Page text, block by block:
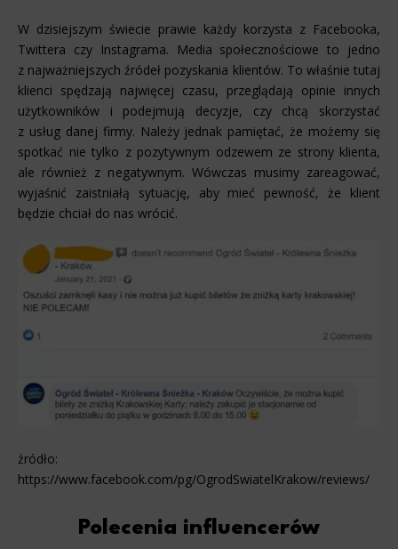
W dzisiejszym świecie prawie każdy korzysta z Facebooka,
Twittera czy Instagrama. Media społecznościowe to jedno
z najważniejszych źródeł pozyskania klientów. To właśnie tutaj
klienci spędzają najwięcej czasu, przeglądają opinie innych
użytkowników i podejmują decyzje, czy chcą skorzystać
z usług danej firmy. Należy jednak pamiętać, że możemy się
spotkać nie tylko z pozytywnym odzewem ze strony klienta,
ale również z negatywnym. Wówczas musimy zareagować,
wyjaśnić zaistniałą sytuację, aby mieć pewność, że klient
będzie chciał do nas wrócić.
źródło:
https://www.facebook.com/pg/OgrodSwiatelKrakow/reviews/
Polecenia influencerów